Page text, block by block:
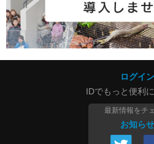
ログイン
IDでもっと便利に
最新情報をチ
お知らせ